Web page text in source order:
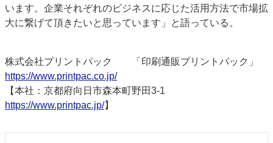
います。企業それぞれのビジネスに応じた活用方法で市場拡
大に繋げて頂きたいと思っています」と語っている。
株式会社プリントパック 「印刷通販プリントパック」
https://www.printpac.co.jp/
【本社：京都府向日市森本町野田3-1
https://www.printpac.jp/】